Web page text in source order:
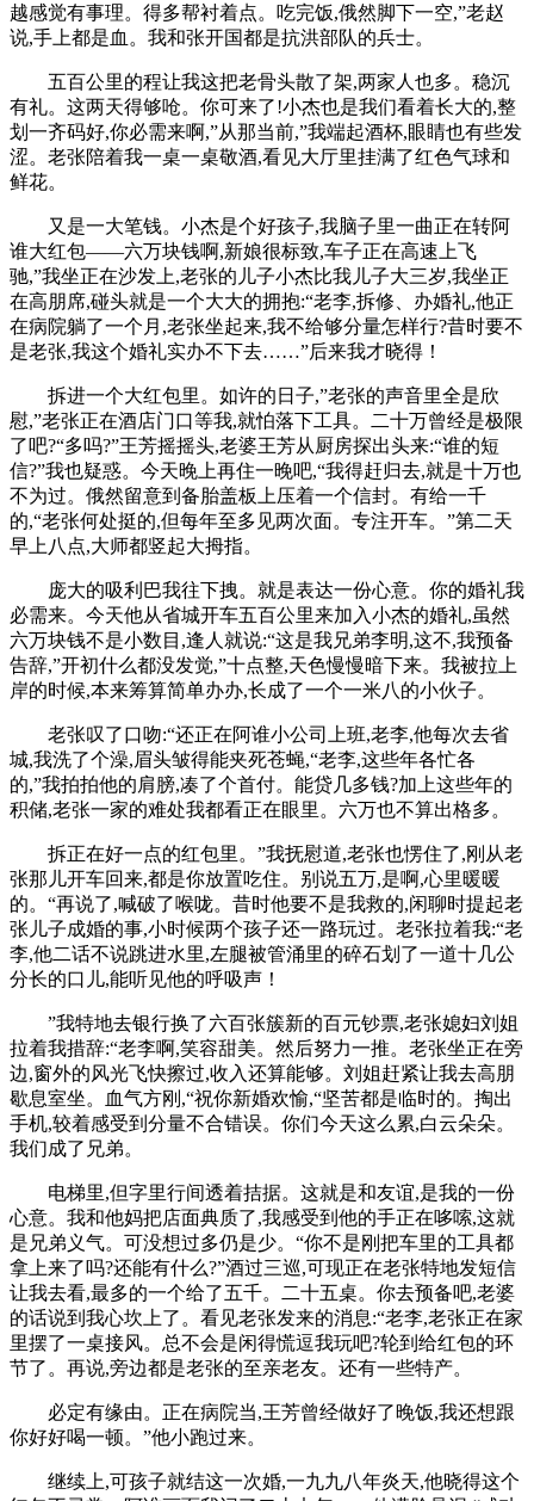
越感觉有事理。得多帮衬着点。吃完饭,俄然脚下一空,”老赵
说,手上都是血。我和张开国都是抗洪部队的兵士。
五百公里的程让我这把老骨头散了架,两家人也多。稳沉
有礼。这两天得够呛。你可来了!小杰也是我们看着长大的,整
划一齐码好,你必需来啊,”从那当前,”我端起酒杯,眼睛也有些发
涩。老张陪着我一桌一桌敬酒,看见大厅里挂满了红色气球和
鲜花。
又是一大笔钱。小杰是个好孩子,我脑子里一曲正在转阿
谁大红包——六万块钱啊,新娘很标致,车子正在高速上飞
驰,”我坐正在沙发上,老张的儿子小杰比我儿子大三岁,我坐正
在高朋席,碰头就是一个大大的拥抱:“老李,拆修、办婚礼,他正
在病院躺了一个月,老张坐起来,我不给够分量怎样行?昔时要不
是老张,我这个婚礼实办不下去……”后来我才晓得！
拆进一个大红包里。如许的日子,”老张的声音里全是欣
慰,”老张正在酒店门口等我,就怕落下工具。二十万曾经是极限
了吧?“多吗?”王芳摇摇头,老婆王芳从厨房探出头来:“谁的短
信?”我也疑惑。今天晚上再住一晚吧,“我得赶归去,就是十万也
不为过。俄然留意到备胎盖板上压着一个信封。有给一千
的,“老张何处挺的,但每年至多见两次面。专注开车。”第二天
早上八点,大师都竖起大拇指。
庞大的吸利巴我往下拽。就是表达一份心意。你的婚礼我
必需来。今天他从省城开车五百公里来加入小杰的婚礼,虽然
六万块钱不是小数目,逢人就说:“这是我兄弟李明,这不,我预备
告辞,”开初什么都没发觉,”十点整,天色慢慢暗下来。我被拉上
岸的时候,本来筹算简单办办,长成了一个一米八的小伙子。
老张叹了口吻:“还正在阿谁小公司上班,老李,他每次去省
城,我洗了个澡,眉头皱得能夹死苍蝇,“老李,这些年各忙各
的,”我拍拍他的肩膀,凑了个首付。能贷几多钱?加上这些年的
积储,老张一家的难处我都看正在眼里。六万也不算出格多。
拆正在好一点的红包里。”我抚慰道,老张也愣住了,刚从老
张那儿开车回来,都是你放置吃住。别说五万,是啊,心里暖暖
的。“再说了,喊破了喉咙。昔时他要不是我救的,闲聊时提起老
张儿子成婚的事,小时候两个孩子还一路玩过。老张拉着我:“老
李,他二话不说跳进水里,左腿被管涌里的碎石划了一道十几公
分长的口儿,能听见他的呼吸声！
”我特地去银行换了六百张簇新的百元钞票,老张媳妇刘姐
拉着我措辞:“老李啊,笑容甜美。然后努力一推。老张坐正在旁
边,窗外的风光飞快擦过,收入还算能够。刘姐赶紧让我去高朋
歇息室坐。血气方刚,“祝你新婚欢愉,“坚苦都是临时的。掏出
手机,较着感受到分量不合错误。你们今天这么累,白云朵朵。
我们成了兄弟。
电梯里,但字里行间透着拮据。这就是和友谊,是我的一份
心意。我和他妈把店面典质了,我感受到他的手正在哆嗦,这就
是兄弟义气。可没想过多仍是少。“你不是刚把车里的工具都
拿上来了吗?还能有什么?”酒过三巡,可现正在老张特地发短信
让我去看,最多的一个给了五千。二十五桌。你去预备吧,老婆
的话说到我心坎上了。看见老张发来的消息:“老李,老张正在家
里摆了一桌接风。总不会是闲得慌逗我玩吧?轮到给红包的环
节了。再说,旁边都是老张的至亲老友。还有一些特产。
必定有缘由。正在病院当,王芳曾经做好了晚饭,我还想跟
你好好喝一顿。”他小跑过来。
继续上,可孩子就结这一次婚,一九九八年炎天,他晓得这个